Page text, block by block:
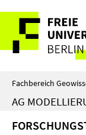
direkt
Inhalt
Service-
Navigation
Fachbereich
AG